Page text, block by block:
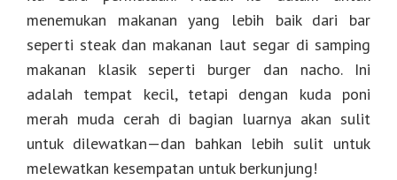
menemukan makanan yang lebih baik dari bar
seperti steak dan makanan laut segar di samping
makanan klasik seperti burger dan nacho. Ini
adalah tempat kecil, tetapi dengan kuda poni
merah muda cerah di bagian luarnya akan sulit
untuk dilewatkan—dan bahkan lebih sulit untuk
melewatkan kesempatan untuk berkunjung!